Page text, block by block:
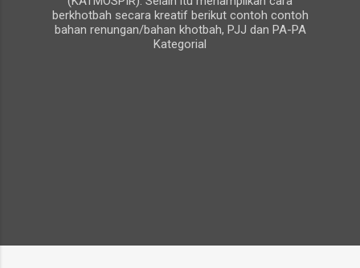
berkhotbah secara kreatif berikut contoh contoh
bahan renungan/bahan khotbah, PJJ dan PA-PA
Kategorial